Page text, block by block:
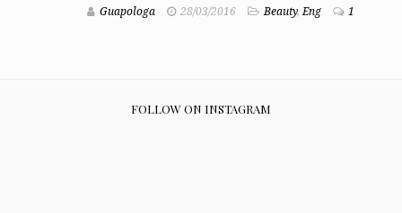
Guapologa 28/03/2016 Beauty,Eng 1
FOLLOW ON INSTAGRAM